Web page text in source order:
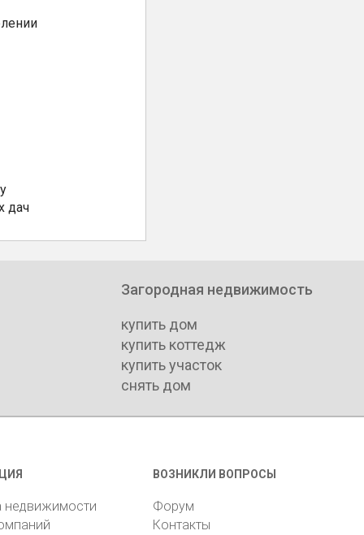
дач
Загородная недвижимость
купить дом
купить коттедж
купить участок
снять дом
недвижимости
ВОЗНИКЛИ ВОПРОСЫ
Форум
Контакты